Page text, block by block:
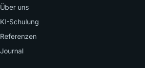
Über uns
KI-Schulung
Referenzen
Journal